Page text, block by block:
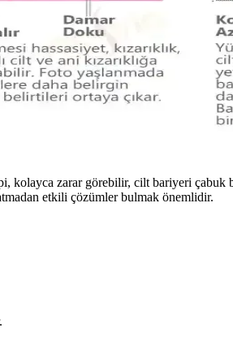
kolayca zarar görebilir, cilt bariyeri
etkili çözümler bulmak önemlidir.